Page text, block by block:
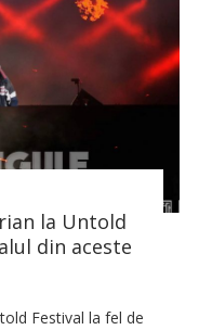
la Untold
din aceste
Festival la fel de